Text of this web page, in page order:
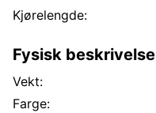
Kjørelengde:
Fysisk beskrivelse
Vekt:
Farge: